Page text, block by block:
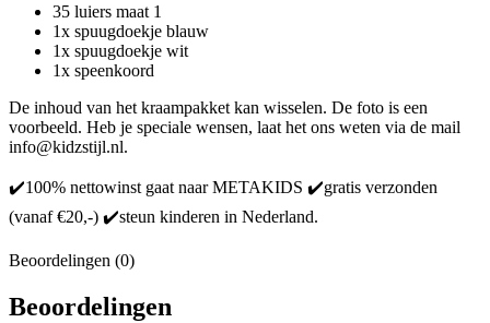
35 luiers maat 1
1x spuugdoekje blauw
1x spuugdoekje wit
1x speenkoord
De inhoud van het kraampakket kan wisselen. De foto is een
voorbeeld. Heb je speciale wensen, laat het ons weten via de mail
info@kidzstijl.nl.
✔️100% nettowinst gaat naar METAKIDS ✔️gratis verzonden
(vanaf €20,-) ✔️steun kinderen in Nederland.
Beoordelingen (0)
Beoordelingen